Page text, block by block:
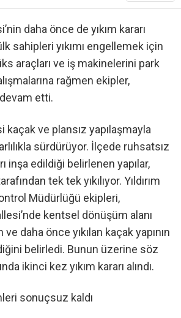
daha önce de yıkım kararı
sahipleri yıkımı engellemek için
araçları ve iş makinelerini park
rağmen ekipler,
devam etti.
kaçak ve plansız yapılaşmayla
sürdürüyor. İlçede ruhsatsız
inşa edildiği belirlenen yapılar,
tek tek yıkılıyor. Yıldırım
Müdürlüğü ekipleri,
kentsel dönüşüm alanı
daha önce yıkılan kaçak yapının
belirledi. Bunun üzerine söz
ikinci kez yıkım kararı alındı.
sonuçsuz kaldı